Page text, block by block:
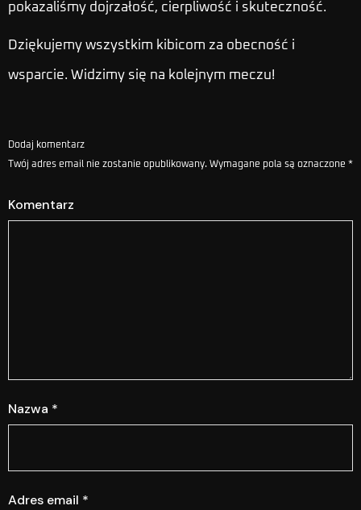
pokazaliśmy dojrzałość, cierpliwość i skuteczność.
Dziękujemy wszystkim kibicom za obecność i
wsparcie. Widzimy się na kolejnym meczu!
Dodaj komentarz
Twój adres email nie zostanie opublikowany. Wymagane pola są oznaczone *
Komentarz
Nazwa *
Adres email *